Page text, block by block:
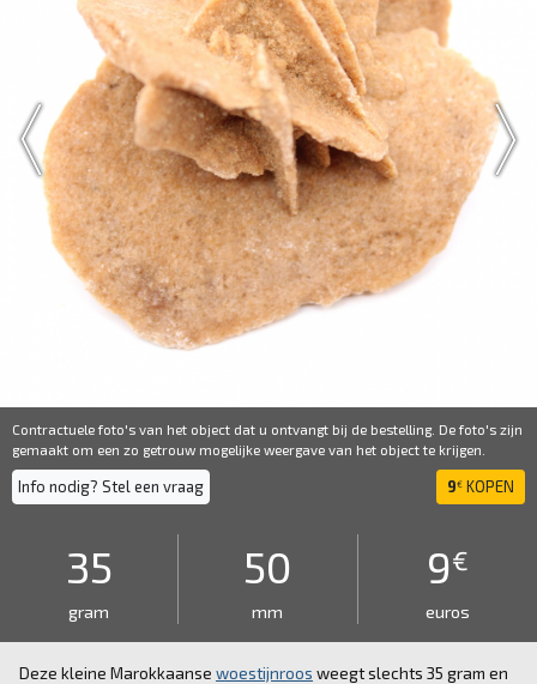
Contractuele foto's van het object dat u ontvangt bij de bestelling. De foto's zijn
gemaakt om een ​​zo getrouw mogelijke weergave van het object te krijgen.
Info nodig? Stel een vraag 9€ KOPEN
35
gram
50
mm
9€
euros
Deze kleine Marokkaanse woestijnroos weegt slechts 35 gram en